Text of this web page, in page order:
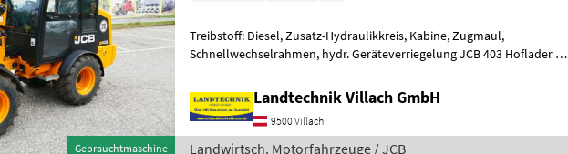
Gebrauchtmaschine
Treibstoff: Diesel, Zusatz-Hydraulikkreis, Kabine, Zugmaul,
Schnellwechselrahmen, hydr. Geräteverriegelung JCB 403 Hoflader 26
Landtechnik Villach GmbH
9500 Villach
Landwirtsch. Motorfahrzeuge / JCB